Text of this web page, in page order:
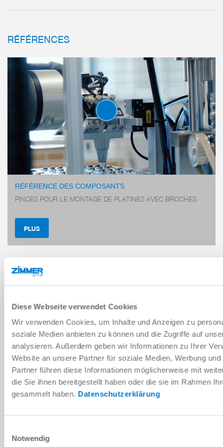
Diese Webseite verwendet Cookies
Wir verwenden Cookies, um Inhalte und Anzeigen zu
soziale Medien anbieten zu können und die Zugriffe auf
analysieren. Außerdem geben wir Informationen zu Ihrer
Website an unsere Partner für soziale Medien, Werbung
Partner führen diese Informationen möglicherweise mit
die Sie ihnen bereitgestellt haben oder die sie im Rahmen
gesammelt haben. Datenschutzerklärung
Notwendig
plus
RÉFÉRENCES
PINCES PARALLÈLES DEUX
MORS
SÉRIE GPP5000
Guidage linéaire en acier –
Étanche et protégée contre
RÉFÉRENCE DES COMPOSANTS
PINCES POUR LE MONTAGE DE PLATINES AVEC BROCHES
PLUS
CONTACTEZ-NOUS !
DONNÉES PERSONNELLES
Prénom* Nom*
SOCIÉTÉ